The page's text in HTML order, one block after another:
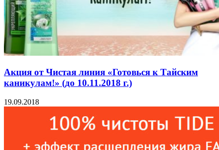
Акция от Чистая линия «Готовься к Тайским
каникулам!» (до 10.11.2018 г.)
19.09.2018